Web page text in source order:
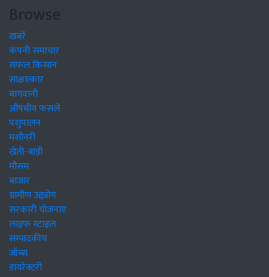
Browse
खबरें
कंपनी समाचार
सफल किसान
साक्षात्कार
बागवानी
औषधीय फसलें
पशुपालन
मशीनरी
खेती-बाड़ी
मौसम
बाजार
ग्रामीण उद्द्योग
सरकारी योजनाएं
लाइफ स्टाइल
सम्पादकीय
जॉब्स
डायरेक्टरी